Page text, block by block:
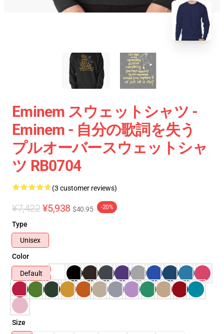
Eminem スウェットシャツ -
Eminem - 自分の歌詞を失う
プルオーバースウェットシャ
ツ RB0704
(3 customer reviews)
¥7,422 ¥5,938 $40.95 -20%
Type
Unisex
Color
Default
Size